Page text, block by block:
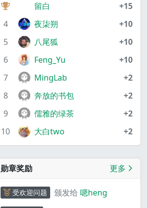
留白
+15
4
夜柒朔
+10
5
八尾狐
+10
6
Feng_Yu
+10
7
MingLab
+2
8
奔放的书包
+2
9
儒雅的绿茶
+2
10
大白two +2
勋章奖励 更多
受欢迎问题 颁发给 嗯heng